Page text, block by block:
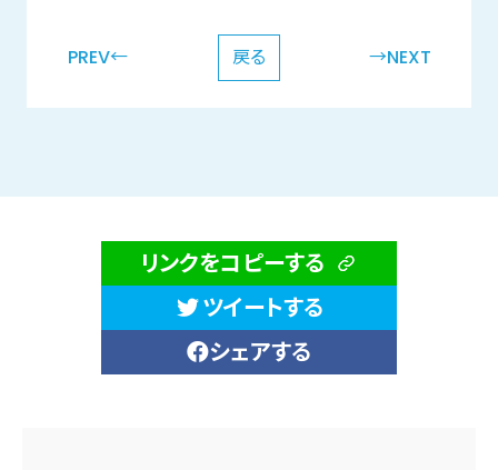
PREV← 戻る →NEXT
リンクをコピーする
ツイートする
シェアする